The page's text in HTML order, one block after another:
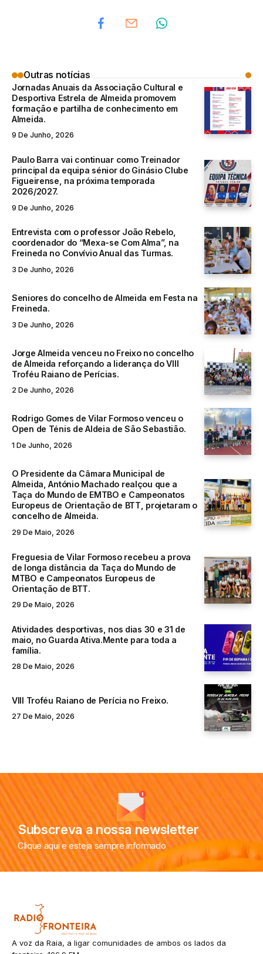
Outras notícias
Jornadas Anuais da Associação Cultural e
Desportiva Estrela de Almeida promovem
formação e partilha de conhecimento em
Almeida.
9 De Junho, 2026
Paulo Barra vai continuar como Treinador
principal da equipa sénior do Ginásio Clube
Figueirense, na próxima temporada
2026/2027.
9 De Junho, 2026
Entrevista com o professor João Rebelo,
coordenador do “Mexa-se Com Alma”, na
Freineda no Convívio Anual das Turmas.
3 De Junho, 2026
Seniores do concelho de Almeida em Festa na
Freineda.
3 De Junho, 2026
Jorge Almeida venceu no Freixo no concelho
de Almeida reforçando a liderança do VIII
Troféu Raiano de Perícias.
2 De Junho, 2026
Rodrigo Gomes de Vilar Formoso venceu o
Open de Ténis de Aldeia de São Sebastião.
1 De Junho, 2026
O Presidente da Câmara Municipal de
Almeida, António Machado realçou que a
Taça do Mundo de EMTBO e Campeonatos
Europeus de Orientação de BTT, projetaram o
concelho de Almeida.
29 De Maio, 2026
Freguesia de Vilar Formoso recebeu a prova
de longa distância da Taça do Mundo de
MTBO e Campeonatos Europeus de
Orientação de BTT.
29 De Maio, 2026
Atividades desportivas, nos dias 30 e 31 de
maio, no Guarda Ativa.Mente para toda a
família.
28 De Maio, 2026
VIII Troféu Raiano de Perícia no Freixo.
27 De Maio, 2026
Subscreva a nossa newsletter
Clique aqui e esteja sempre informado
A voz da Raia, a ligar comunidades de ambos os lados da